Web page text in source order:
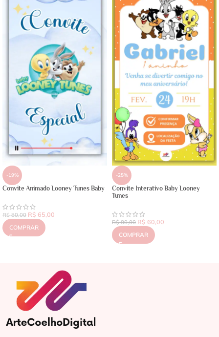
-19%
Convite Animado Looney Tunes Baby
R$80,00 R$ 65,00
COMPRAR
-25%
Convite Interativo Baby Looney
Tunes
R$80,00 R$ 60,00
COMPRAR